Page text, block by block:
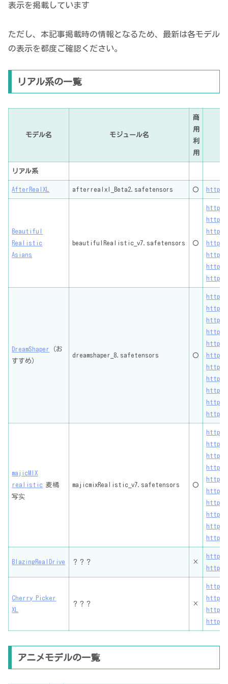
表示を掲載しています
ただし、本記事掲載時の情報となるため、最新は各モデル
の表示を都度ご確認ください。
リアル系の一覧
モデル名 モジュール名
商
用
利
用
リアル系
AfterRealXL afterrealxl_Beta2.safetensors 〇
Beautiful
Realistic
Asians
beautifulRealistic_v7.safetensors 〇
DreamShaper
（お
すすめ）
dreamshaper_8.safetensors 〇
majicMIX
realistic 麦橘
写实
majicmixRealistic_v7.safetensors 〇
BlazingRealDrive ？？？ ×
Cherry Picker
XL
？？？ ×
アニメモデルの一覧